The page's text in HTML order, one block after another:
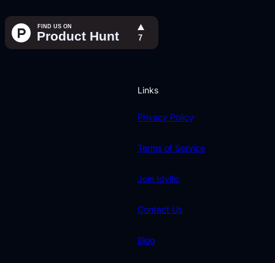
Links
Privacy Policy
Terms of Service
Join Idyllic
Contact Us
Blog